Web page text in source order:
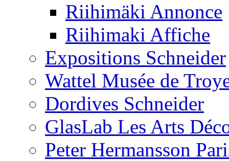
Riihimäki Annonce
Riihimaki Affiche
Expositions Schneider
Wattel Musée de
Dordives Schneider
GlasLab Les Arts
Peter Hermansson